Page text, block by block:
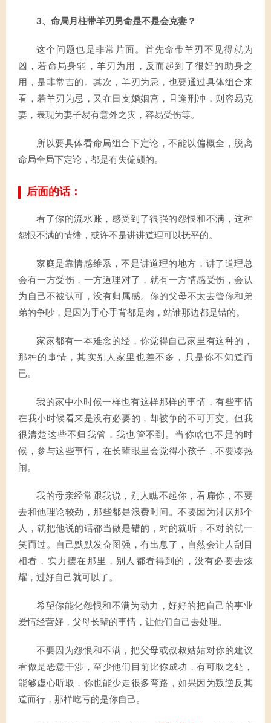
3、命局月柱带羊刃男命是不是会克妻？
这个问题也是非常片面。首先命带羊刃不见得就为
凶，若命局身弱，羊刃为用，反而起到了很好的助身之
用，是非常吉的。其次，羊刃为忌，也要通过具体组合来
看，若羊刃为忌，又在日支婚姻宫，且逢刑冲，则容易克
妻，表现为妻子易有意外之灾，容易受伤等。
所以要具体看命局组合下定论，不能以偏概全，脱离
命局全局下定论，都是有失偏颇的。
后面的话：
看了你的流水账，感受到了很强的怨恨和不满，这种
怨恨不满的情绪，或许不是讲讲道理可以抚平的。
家庭是靠情感维系，不是讲道理的地方，讲了道理总
会有一方受伤，一方道理对了，就有一方情感受伤，会认
为自己不被认可，没有归属感。你的父母不太去管你和弟
弟的争吵，是因为手心手背都是肉，站谁那边都是错的。
家家都有一本难念的经，你觉得自己家里有这种的，
那种的事情，其实别人家里也差不多，只是你不知道而
已。
我的家中小时候一样也有这样那样的事情，有些事情
在我小时候看来是没有必要的，却被争的不可开交。但我
很清楚这些不归我管，我也管不到。当你啥也不是的时
候，参与这些事情，在长辈眼里会觉得小孩子，不要凑热
闹。
我的母亲经常跟我说，别人瞧不起你，看扁你，不要
去和他理论较劲，那些都是浪费时间。不要因为讨厌那个
人，就把他说的话都当做是错的，对的就听，不对的就一
笑而过。自己默默发奋图强，有出息了，自然会让人刮目
相看，实力摆在那里，别人都看得到的，没有必要去炫
耀，过好自己就可以了。
希望你能化怨恨和不满为动力，好好的把自己的事业
爱情经营好，父母长辈的事情，让他们自己去处理。
不要因为怨恨和不满，把父母或叔叔姑姑对你的建议
看做是恶意干涉，至少他们目前比你成功，有可取之处，
能够虚心听取，你也能少走很多弯路，如果因为叛逆反其
道而行，那样吃亏的是你自己。